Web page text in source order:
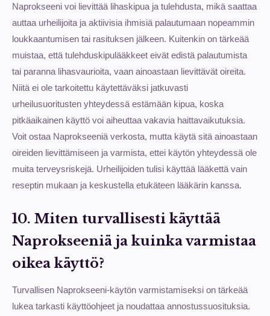
Naprokseeni voi lievittää lihaskipua ja tulehdusta, mikä saattaa
auttaa urheilijoita ja aktiivisia ihmisiä palautumaan nopeammin
loukkaantumisen tai rasituksen jälkeen. Kuitenkin on tärkeää
muistaa, että tulehduskipulääkkeet eivät edistä palautumista
tai paranna lihasvaurioita, vaan ainoastaan lievittävät oireita.
Niitä ei ole tarkoitettu käytettäväksi jatkuvasti
urheilusuoritusten yhteydessä estämään kipua, koska
pitkäaikainen käyttö voi aiheuttaa vakavia haittavaikutuksia.
Voit ostaa Naprokseeniä verkosta, mutta käytä sitä ainoastaan
oireiden lievittämiseen ja varmista, ettei käytön yhteydessä ole
muita terveysriskejä. Urheilijoiden tulisi käyttää lääkettä vain
reseptin mukaan ja keskustella etukäteen lääkärin kanssa.
10. Miten turvallisesti käyttää
Naprokseeniä ja kuinka varmistaa
oikea käyttö?
Turvallisen Naprokseeni-käytön varmistamiseksi on tärkeää
lukea tarkasti käyttöohjeet ja noudattaa annostussuosituksia.